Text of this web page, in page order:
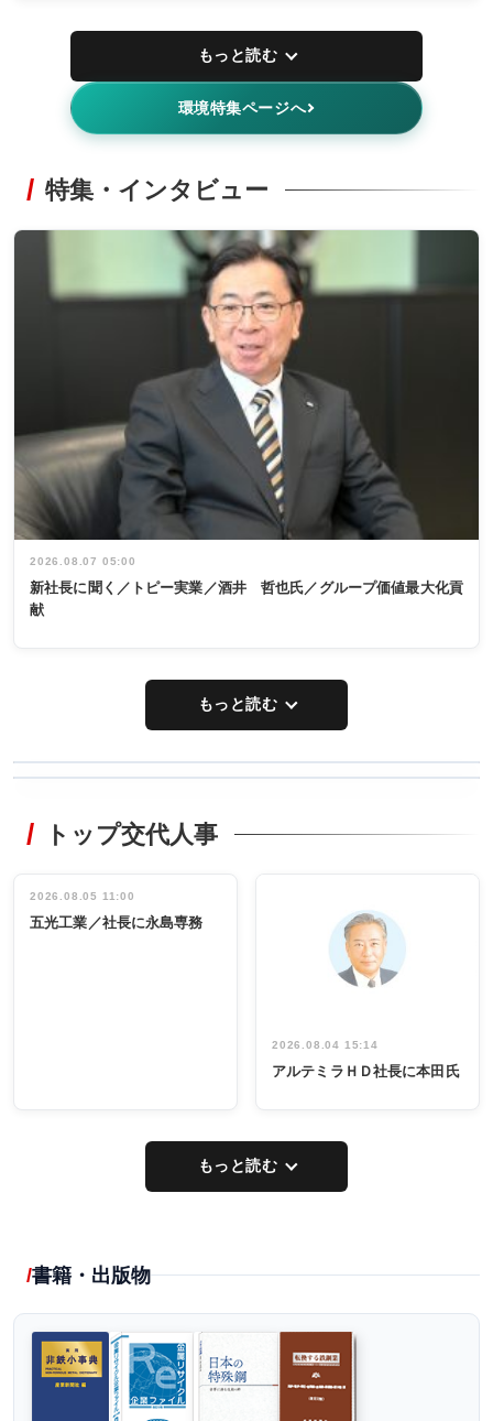
もっと読む
環境特集ページへ
特集・インタビュー
2026.08.07 05:00
新社長に聞く／トピー実業／酒井 哲也氏／グループ価値最大化貢
献
もっと読む
非鉄業界で
インタビュ
ー／社内ア
タックトレー
祝う 業界関
係者ら220人
出席
トップ交代人事
2026.08.05 11:00
五光工業／社長に永島専務
2026.08.04 15:14
アルテミラＨＤ社長に本田氏
もっと読む
書籍・出版物